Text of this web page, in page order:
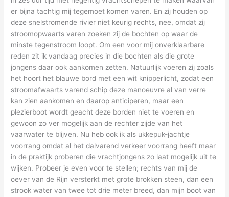
er bijna tachtig mij tegemoet komen varen. En zij houden op
deze snelstromende rivier niet keurig rechts, nee, omdat zij
stroomopwaarts varen zoeken zij de bochten op waar de
minste tegenstroom loopt. Om een voor mij onverklaarbare
reden zit ik vandaag precies in die bochten als die grote
jongens daar ook aankomen zetten. Natuurlijk voeren zij zoals
het hoort het blauwe bord met een wit knipperlicht, zodat een
stroomafwaarts varend schip deze manoeuvre al van verre
kan zien aankomen en daarop anticiperen, maar een
plezierboot wordt geacht deze borden niet te voeren en
gewoon zo ver mogelijk aan de rechter zijde van het
vaarwater te blijven. Nu heb ook ik als ukkepuk-jachtje
voorrang omdat al het dalvarend verkeer voorrang heeft maar
in de praktijk proberen die vrachtjongens zo laat mogelijk uit te
wijken. Probeer je even voor te stellen; rechts van mij de
oever van de Rijn versterkt met grote brokken steen, dan een
strook water van twee tot drie meter breed, dan mijn boot van